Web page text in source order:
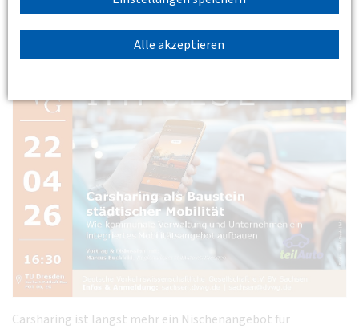
Alle akzeptieren
(Regionalleiter Dresden, Mobility Center GmbH)
Carsharing ist längst mehr ein Nischenangebot für